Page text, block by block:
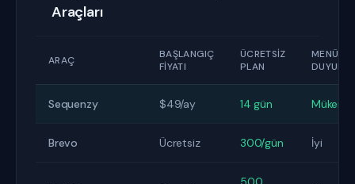
Araçları
ARAÇ
BAŞLANGIÇ
FIYATI
ÜCRETSIZ
PLAN
MENÜ
Sequenzy $49/ay 14 gün
Brevo Ücretsiz 300/gün İyi